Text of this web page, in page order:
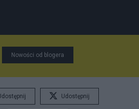
Nowości od blogera
Udostępnij